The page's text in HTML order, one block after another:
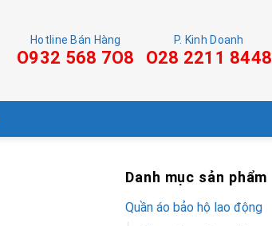
Hotline Bán Hàng
O932 568 7O8
P. Kinh Doanh
O28 2211 8448
Danh mục sản phẩm
Quần áo bảo hộ lao động